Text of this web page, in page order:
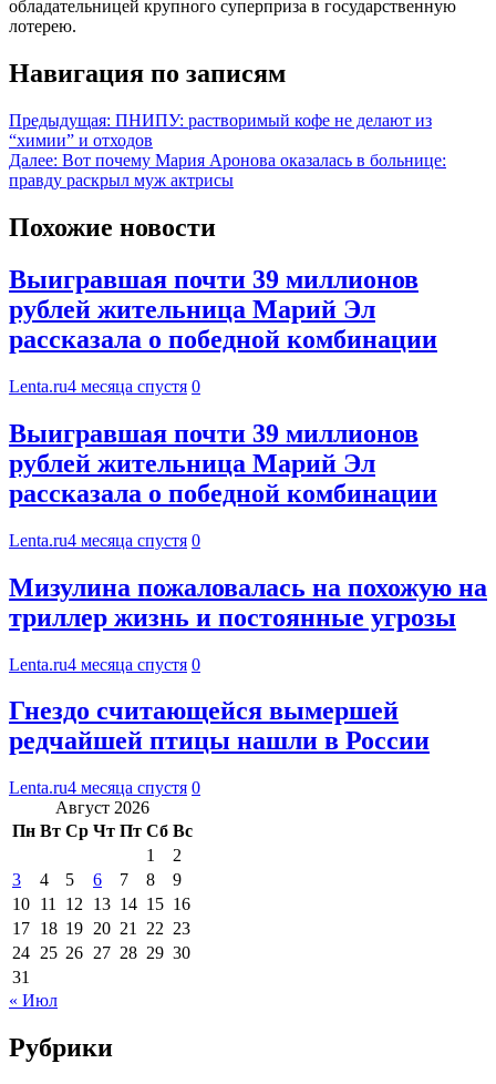
обладательницей крупного суперприза в государственную
лотерею.
Навигация по записям
Предыдущая: ПНИПУ: растворимый кофе не делают из
“химии” и отходов
Далее: Вот почему Мария Аронова оказалась в больнице:
правду раскрыл муж актрисы
Похожие новости
Выигравшая почти 39 миллионов
рублей жительница Марий Эл
рассказала о победной комбинации
Lenta.ru4 месяца спустя 0
Выигравшая почти 39 миллионов
рублей жительница Марий Эл
рассказала о победной комбинации
Lenta.ru4 месяца спустя 0
Мизулина пожаловалась на похожую на
триллер жизнь и постоянные угрозы
Lenta.ru4 месяца спустя 0
Гнездо считающейся вымершей
редчайшей птицы нашли в России
Lenta.ru4 месяца спустя 0
Август 2026
Пн Вт Ср Чт Пт Сб Вс
1
2
3
4 5 6 7 8
9
10 11 12 13 14 15 16
17 18 19 20 21 22 23
24 25 26 27 28 29 30
31
« Июл
Рубрики